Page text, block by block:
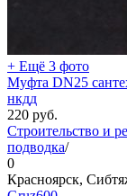
+ Ещё 3 фото
Муфта DN25
нкдд
220 руб.
Строительство и
подводка/
0
Красноярск,